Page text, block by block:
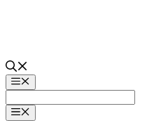
Menü
Menü